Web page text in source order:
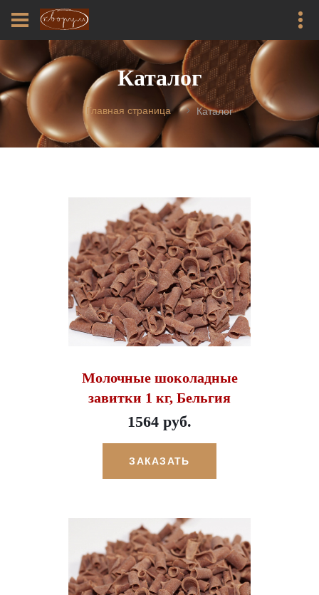
Каталог
Главная страница Каталог
Молочные шоколадные
завитки 1 кг, Бельгия
1564 руб.
ЗАКАЗАТЬ